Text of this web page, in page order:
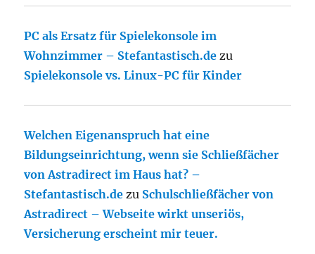
PC als Ersatz für Spielekonsole im
Wohnzimmer – Stefantastisch.de zu
Spielekonsole vs. Linux-PC für Kinder
Welchen Eigenanspruch hat eine
Bildungseinrichtung, wenn sie Schließfächer
von Astradirect im Haus hat? –
Stefantastisch.de zu Schulschließfächer von
Astradirect – Webseite wirkt unseriös,
Versicherung erscheint mir teuer.